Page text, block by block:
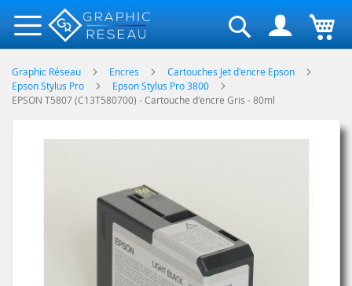
Rechercher
Graphic Réseau Encres
Cartouches Jet d'encre Epson
Epson Stylus Pro
Epson Stylus Pro 3800
EPSON T5807 (C13T580700) - Cartouche d'encre Gris - 80ml